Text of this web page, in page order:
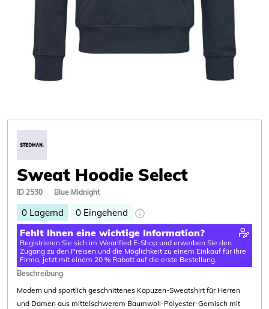
Sweat Hoodie Select
ID 2530 Blue Midnight
0 Lagernd 0 Eingehend
Fehlt Ihnen eine wichtige Information?
Registrieren Sie sich im Wearified E-Shop und erwerben Sie den
Zugang zu den Preisen und die Möglichkeit zu einem Einkauf für Ihre
Firma, jetzt mit einem 20 % Rabatt auf die erste Bestellung.
Beschreibung
Modern und sportlich geschnittenes Kapuzen-Sweatshirt für Herren
und Damen aus mittelschwerem Baumwoll-Polyester-Gemisch mit